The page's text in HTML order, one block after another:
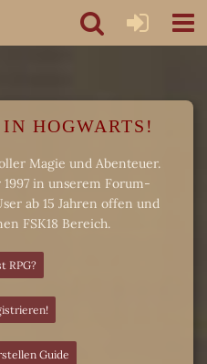
HOGWARTS!
Magie und Abenteuer.
in unserem Forum-
ab 15 Jahren offen und
FSK18 Bereich.
RPG?
Guide